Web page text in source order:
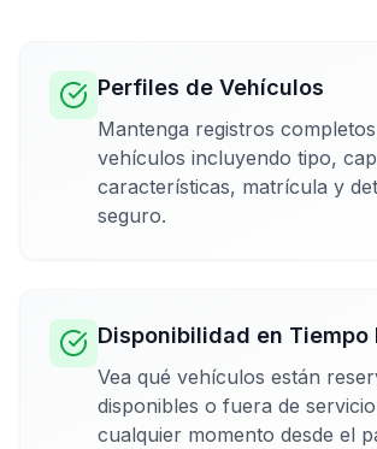
Perfiles de Vehículos
Mantenga registros
vehículos incluyendo tipo,
características, matrícula y
seguro.
Disponibilidad en Tiempo
Vea qué vehículos están
disponibles o fuera de
cualquier momento desde el